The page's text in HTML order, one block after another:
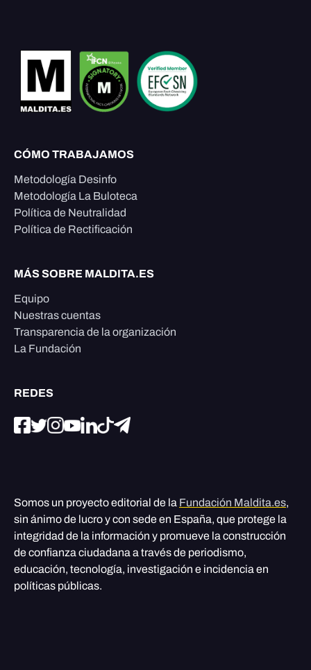
CÓMO TRABAJAMOS
Metodología Desinfo
Metodología La Buloteca
Política de Neutralidad
Política de Rectificación
MÁS SOBRE MALDITA.ES
Equipo
Nuestras cuentas
Transparencia de la organización
La Fundación
REDES
Somos un proyecto editorial de la Fundación Maldita.es,
sin ánimo de lucro y con sede en España, que protege la
integridad de la información y promueve la construcción
de confianza ciudadana a través de periodismo,
educación, tecnología, investigación e incidencia en
políticas públicas.